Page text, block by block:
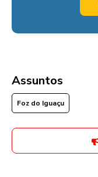
Assuntos
Foz do Iguaçu